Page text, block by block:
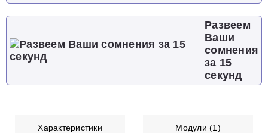
Развеем
Ваши
сомнения
за 15
секунд
Характеристики Модули (1)